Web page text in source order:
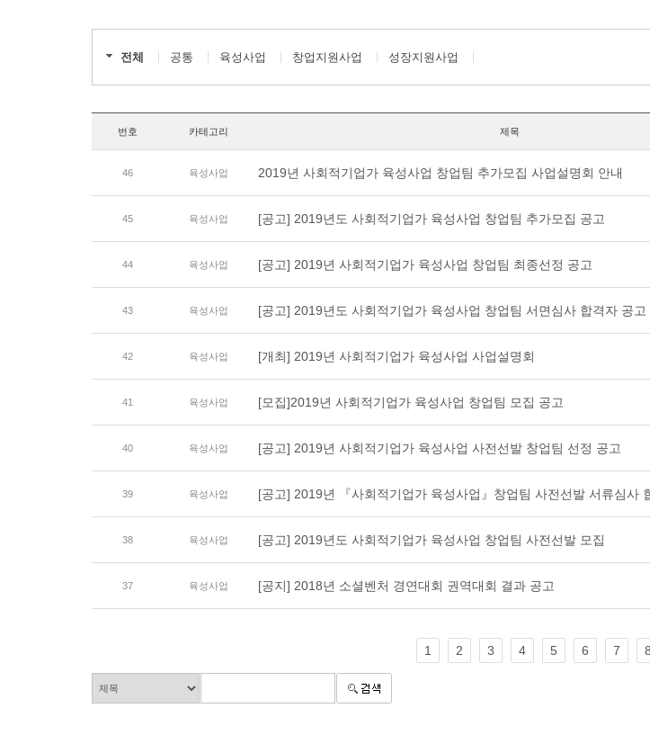
전체 공통 육성사업 창업지원사업 성장지원사업
번호 카테고리 제목
46 육성사업 2019년 사회적기업가 육성사업 창업팀 추가모집 사업설명회 안내
45 육성사업 [공고] 2019년도 사회적기업가 육성사업 창업팀 추가모집 공고
44 육성사업 [공고] 2019년 사회적기업가 육성사업 창업팀 최종선정 공고
43 육성사업 [공고] 2019년도 사회적기업가 육성사업 창업팀 서면심사 합격자 공고
42 육성사업 [개최] 2019년 사회적기업가 육성사업 사업설명회
41 육성사업 [모집]2019년 사회적기업가 육성사업 창업팀 모집 공고
40 육성사업 [공고] 2019년 사회적기업가 육성사업 사전선발 창업팀 선정 공고
39 육성사업 [공고] 2019년 『사회적기업가 육성사업』창업팀 사전선발 서류심사
38 육성사업 [공고] 2019년도 사회적기업가 육성사업 창업팀 사전선발 모집
37 육성사업 [공지] 2018년 소셜벤처 경연대회 권역대회 결과 공고
1 2 3 4 5 6 7 8